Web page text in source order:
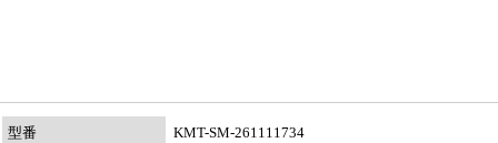
型番 KMT-SM-261111734